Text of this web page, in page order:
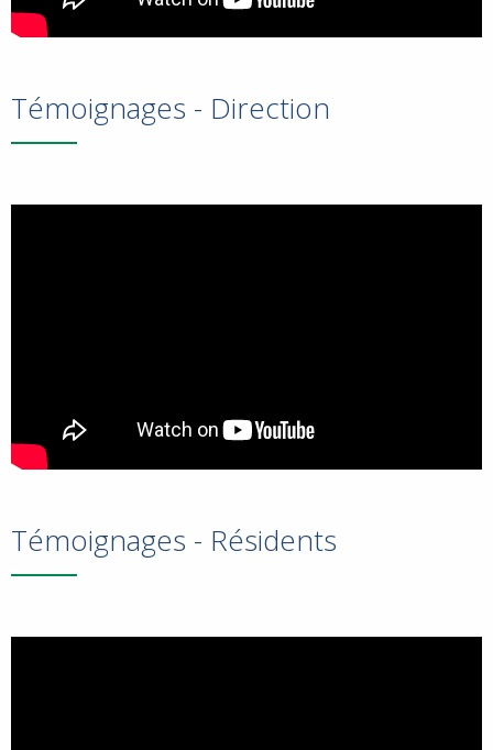
Témoignages - Direction
Témoignages - Résidents